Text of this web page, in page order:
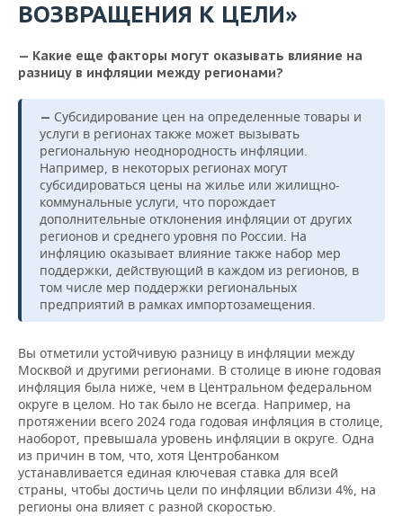
ВОЗВРАЩЕНИЯ К ЦЕЛИ»
— Какие еще факторы могут оказывать влияние на
разницу в инфляции между регионами?
— Субсидирование цен на определенные товары и
услуги в регионах также может вызывать
региональную неоднородность инфляции.
Например, в некоторых регионах могут
субсидироваться цены на жилье или жилищно-
коммунальные услуги, что порождает
дополнительные отклонения инфляции от других
регионов и среднего уровня по России. На
инфляцию оказывает влияние также набор мер
поддержки, действующий в каждом из регионов, в
том числе мер поддержки региональных
предприятий в рамках импортозамещения.
Вы отметили устойчивую разницу в инфляции между
Москвой и другими регионами. В столице в июне годовая
инфляция была ниже, чем в Центральном федеральном
округе в целом. Но так было не всегда. Например, на
протяжении всего 2024 года годовая инфляция в столице,
наоборот, превышала уровень инфляции в округе. Одна
из причин в том, что, хотя Центробанком
устанавливается единая ключевая ставка для всей
страны, чтобы достичь цели по инфляции вблизи 4%, на
регионы она влияет с разной скоростью.